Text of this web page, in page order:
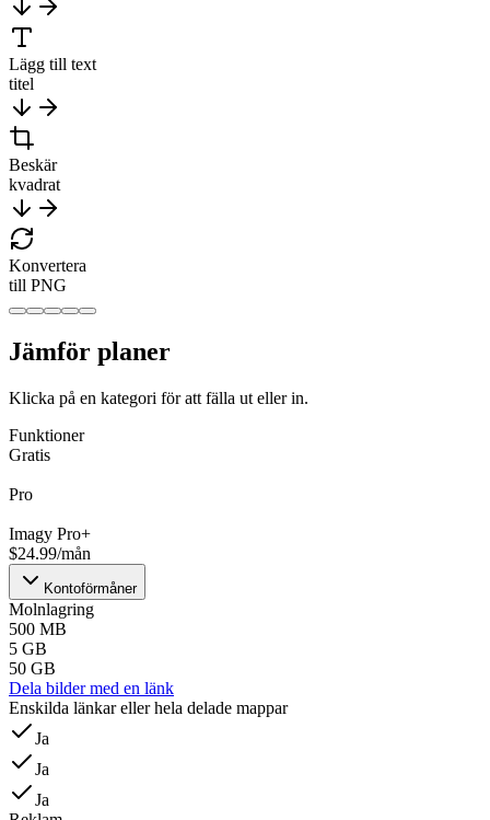
Lägg till text
titel
Beskär
kvadrat
Konvertera
till PNG
Jämför planer
Klicka på en kategori för att fälla ut eller in.
Funktioner
Gratis
Pro
Imagy Pro+
$24.99/mån
Kontoförmåner
Molnlagring
500 MB
5 GB
50 GB
Dela bilder med en länk
Enskilda länkar eller hela delade mappar
Ja
Ja
Ja